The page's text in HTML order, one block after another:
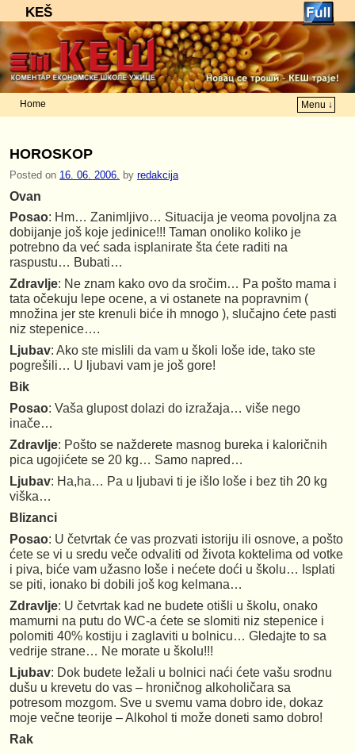
KEŠ
Home
Menu ↓
HOROSKOP
Posted on 16. 06. 2006. by redakcija
Ovan
Posao: Hm… Zanimljivo… Situacija je veoma povoljna za
dobijanje još koje jedinice!!! Taman onoliko koliko je
potrebno da već sada isplanirate šta ćete raditi na
raspustu… Bubati…
Zdravlje: Ne znam kako ovo da sročim… Pa pošto mama i
tata očekuju lepe ocene, a vi ostanete na popravnim (
množina jer ste krenuli biće ih mnogo ), slučajno ćete pasti
niz stepenice….
Ljubav: Ako ste mislili da vam u školi loše ide, tako ste
pogrešili… U ljubavi vam je još gore!
Bik
Posao: Vaša glupost dolazi do izražaja… više nego
inače…
Zdravlje: Pošto se nažderete masnog bureka i kaloričnih
pica ugojićete se 20 kg… Samo napred…
Ljubav: Ha,ha… Pa u ljubavi ti je išlo loše i bez tih 20 kg
viška…
Blizanci
Posao: U četvrtak će vas prozvati istoriju ili osnove, a pošto
ćete se vi u sredu veče odvaliti od života koktelima od votke
i piva, biće vam užasno loše i nećete doći u školu… Isplati
se piti, ionako bi dobili još kog kelmana…
Zdravlje: U četvrtak kad ne budete otišli u školu, onako
mamurni na putu do WC-a ćete se slomiti niz stepenice i
polomiti 40% kostiju i zaglaviti u bolnicu… Gledajte to sa
vedrije strane… Ne morate u školu!!!
Ljubav: Dok budete ležali u bolnici naći ćete vašu srodnu
dušu u krevetu do vas – hroničnog alkoholičara sa
potresom mozgom. Sve u svemu vama dobro ide, dokaz
moje večne teorije – Alkohol ti može doneti samo dobro!
Rak